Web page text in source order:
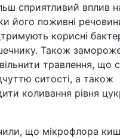
сприятливий вплив
його поживні
корисні
Також
травлення, що
ситості, а також
коливання рівня
що мікрофлора